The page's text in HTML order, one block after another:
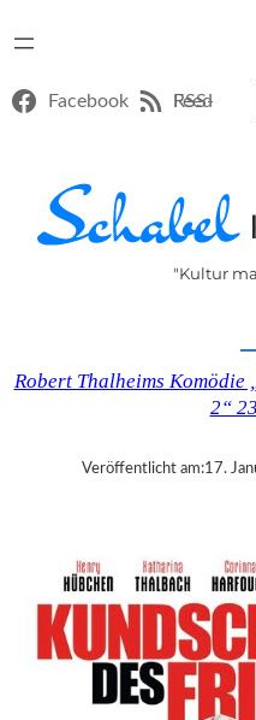
Facebook RSS-Feed
"Kultur
Robert Thalheims Komödie
2“
Veröffentlicht am:17.